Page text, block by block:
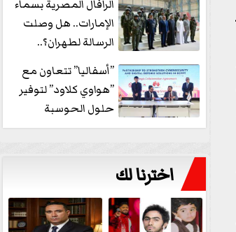
الرافال المصرية بسماء
الإمارات.. هل وصلت
الرسالة لطهران؟..
”ماعت جروب” تُجيب؟
|...
”أسفاليا” تتعاون مع
”هواوي كلاود” لتوفير
حلول الحوسبة
السحابية والأمن
اخترنا لك